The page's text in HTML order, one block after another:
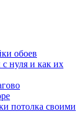
обоев
нуля и как их
потолка своими